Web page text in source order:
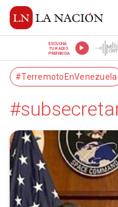
ESCUCHÁ
TU RADIO
PREFERIDA
#TerremotoEnVenezuela